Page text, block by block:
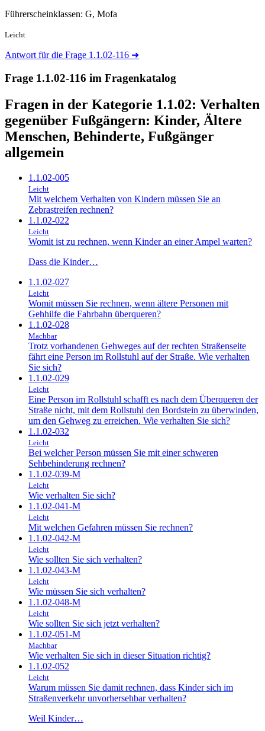
Führerscheinklassen: G, Mofa
Leicht
Antwort für die Frage 1.1.02-116 ➜
Frage 1.1.02-116 im Fragenkatalog
Fragen in der Kategorie 1.1.02: Verhalten
gegenüber Fußgängern: Kinder, Ältere
Menschen, Behinderte, Fußgänger
allgemein
1.1.02-005
Leicht
Mit welchem Verhalten von Kindern müssen Sie an
Zebrastreifen rechnen?
1.1.02-022
Leicht
Womit ist zu rechnen, wenn Kinder an einer Ampel warten?
Dass die Kinder…
1.1.02-027
Leicht
Womit müssen Sie rechnen, wenn ältere Personen mit
Gehhilfe die Fahrbahn überqueren?
1.1.02-028
Machbar
Trotz vorhandenen Gehweges auf der rechten Straßenseite
fährt eine Person im Rollstuhl auf der Straße. Wie verhalten
Sie sich?
1.1.02-029
Leicht
Eine Person im Rollstuhl schafft es nach dem Überqueren der
Straße nicht, mit dem Rollstuhl den Bordstein zu überwinden,
um den Gehweg zu erreichen. Wie verhalten Sie sich?
1.1.02-032
Leicht
Bei welcher Person müssen Sie mit einer schweren
Sehbehinderung rechnen?
1.1.02-039-M
Leicht
Wie verhalten Sie sich?
1.1.02-041-M
Leicht
Mit welchen Gefahren müssen Sie rechnen?
1.1.02-042-M
Leicht
Wie sollten Sie sich verhalten?
1.1.02-043-M
Leicht
Wie müssen Sie sich verhalten?
1.1.02-048-M
Leicht
Wie sollten Sie sich jetzt verhalten?
1.1.02-051-M
Machbar
Wie verhalten Sie sich in dieser Situation richtig?
1.1.02-052
Leicht
Warum müssen Sie damit rechnen, dass Kinder sich im
Straßenverkehr unvorhersehbar verhalten?
Weil Kinder…